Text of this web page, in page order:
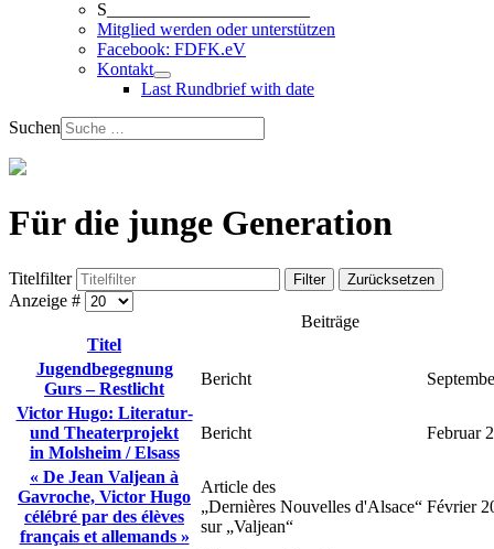
S_______________________
Mitglied werden oder unterstützen
Facebook: FDFK.eV
Kontakt
Last Rundbrief with date
Suchen
Für die junge Generation
Titelfilter Filter Zurücksetzen
Anzeige #
Beiträge
Titel
Jugendbegegnung
Gurs – Restlicht
Bericht
Victor Hugo: Literatur‑
und Theaterprojekt
in Molsheim / Elsass
Bericht Februar
« De Jean Valjean à
Gavroche, Victor Hugo
célébré par des élèves
français et allemands »
Article des
„Dernières Nouvelles d'Alsace“
sur „Valjean“
Février